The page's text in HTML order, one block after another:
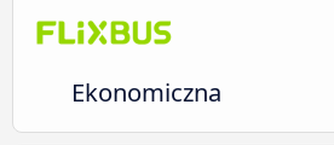
Ekonomiczna